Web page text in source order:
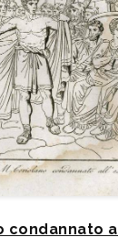
condannato